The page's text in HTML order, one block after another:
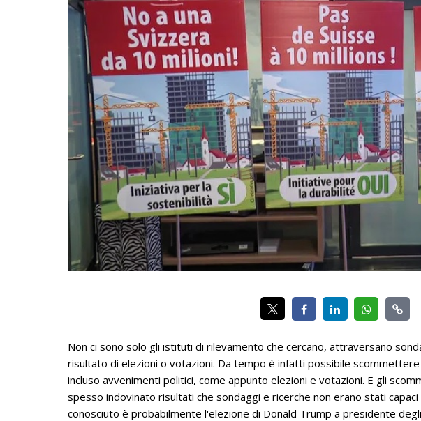
Non ci sono solo gli istituti di rilevamento che cercano, attraversano
risultato di elezioni o votazioni. Da tempo è infatti possibile
incluso avvenimenti politici, come appunto elezioni e votazioni. E gli
spesso indovinato risultati che sondaggi e ricerche non erano stati
conosciuto è probabilmente l'elezione di Donald Trump a presidente